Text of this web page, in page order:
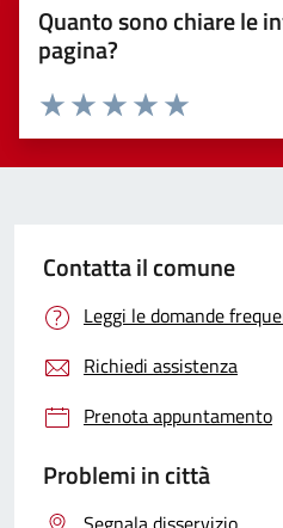
Quanto sono chiare le
pagina?
Valuta 5 stelle
Valuta 4 stelle su 5
Valuta 3 stelle su 5
Valuta 2 stelle su 5
Valuta 1 stelle su 5
Contatta il comune
Leggi le domande
Richiedi assistenza
Prenota appuntamento
Problemi in città